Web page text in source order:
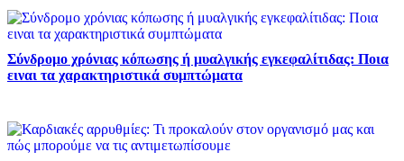
Σύνδρομο χρόνιας κόπωσης ή μυαλγικής εγκεφαλίτιδας: Ποια
ειναι τα χαρακτηριστικά συμπτώματα